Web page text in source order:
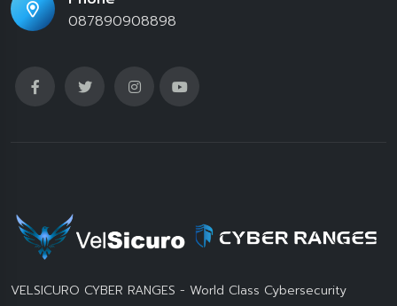
087890908898
VELSICURO CYBER RANGES - World Class Cybersecurity